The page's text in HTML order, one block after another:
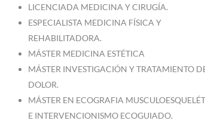
LICENCIADA MEDICINA Y CIRUGÍA.
ESPECIALISTA MEDICINA FÍSICA Y
REHABILITADORA.
MÁSTER MEDICINA ESTÉTICA
MÁSTER INVESTIGACIÓN Y TRATAMIENTO
DOLOR.
MÁSTER EN ECOGRAFIA
E INTERVENCIONISMO ECOGUIADO.